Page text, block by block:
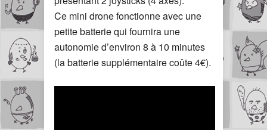
Ce mini drone fonctionne avec une
petite batterie qui fournira une
autonomie d’environ 8 à 10 minutes
(la batterie supplémentaire coûte 4€).